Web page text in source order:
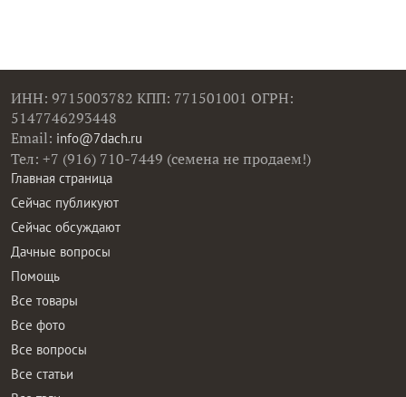
ИНН: 9715003782 КПП: 771501001 ОГРН:
5147746293448
Email: info@7dach.ru
Тел: +7 (916) 710-7449 (семена не продаем!)
Главная страница
Сейчас публикуют
Сейчас обсуждают
Дачные вопросы
Помощь
Все товары
Все фото
Все вопросы
Все статьи